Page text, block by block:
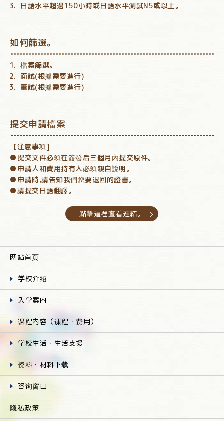
日語水平超過150小時或日語水平測試N5或以上。
如何篩選。
檔案篩選。
面試(根據需要進行)
筆試(根據需要進行)
提交申請檔案
【注意事項]
提交文件必須在簽發后三個月內提交原件。
申請人和費用持有人必須親自說明。
申請時,請告知我們您要退回的證書。
請提交日語翻譯。
點擊這裡查看連結。
网站首页
学校介绍
入学案内
课程内容（课程・费用）
学校生活・生活支援
资料・材料下载
咨询窗口
隐私政策